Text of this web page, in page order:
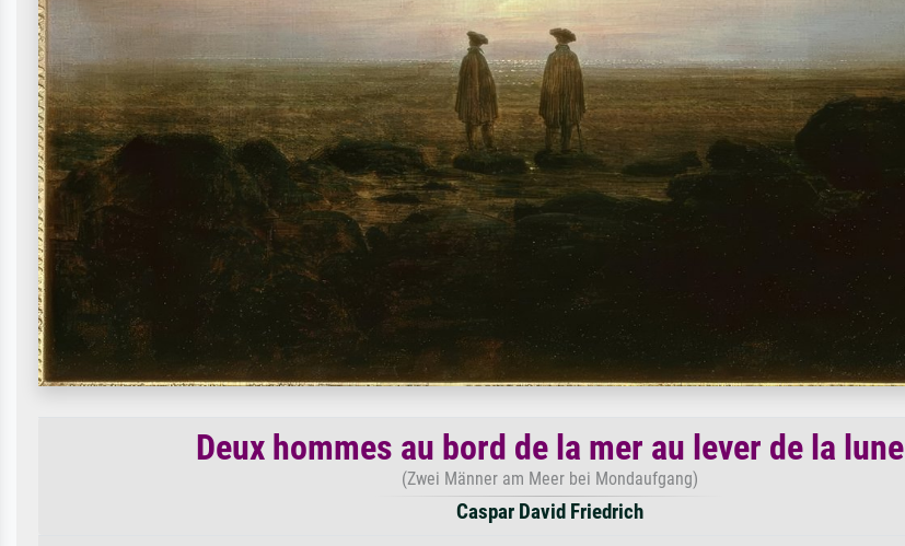
Deux hommes au bord de la mer au lever de la lune
(Zwei Männer am Meer bei Mondaufgang)
Caspar David Friedrich